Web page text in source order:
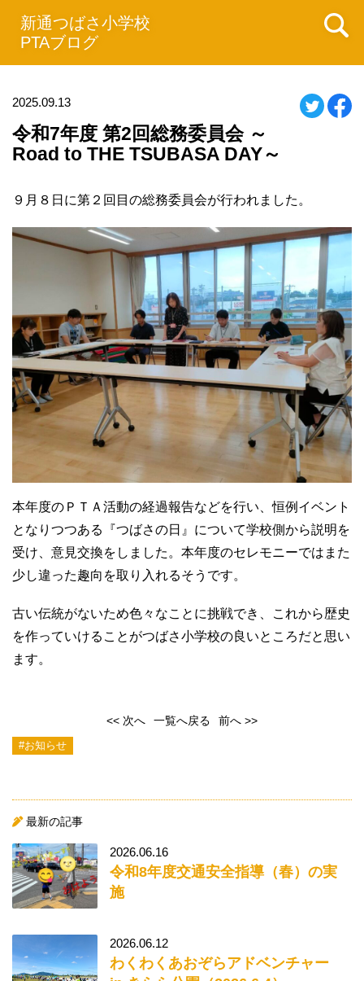
新通つばさ小学校
PTAブログ
2025.09.13
令和7年度 第2回総務委員会 ～
Road to THE TSUBASA DAY～
９月８日に第２回目の総務委員会が行われました。
本年度のＰＴＡ活動の経過報告などを行い、恒例イベント
となりつつある『つばさの日』について学校側から説明を
受け、意見交換をしました。本年度のセレモニーではまた
少し違った趣向を取り入れるそうです。
古い伝統がないため色々なことに挑戦でき、これから歴史
を作っていけることがつばさ小学校の良いところだと思い
ます。
<< 次へ 一覧へ戻る 前へ >>
#お知らせ
最新の記事
2026.06.16
令和8年度交通安全指導（春）の実
施
2026.06.12
わくわくあおぞらアドベンチャー